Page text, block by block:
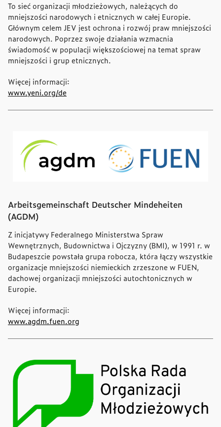
To sieć organizacji młodzieżowych, należących do
mniejszości narodowych i etnicznych w całej Europie.
Głównym celem JEV jest ochrona i rozwój praw mniejszości
narodowych. Poprzez swoje działania wzmacnia
świadomość w populacji większościowej na temat spraw
mniejszości i grup etnicznych.
Więcej informacji:
www.yeni.org/de
Arbeitsgemeinschaft Deutscher Mindeheiten
(AGDM)
Z inicjatywy Federalnego Ministerstwa Spraw
Wewnętrznych, Budownictwa i Ojczyzny (BMI), w 1991 r. w
Budapeszcie powstała grupa robocza, która łączy wszystkie
organizacje mniejszości niemieckich zrzeszone w FUEN,
dachowej organizacji mniejszości autochtonicznych w
Europie.
Więcej informacji:
www.agdm.fuen.org